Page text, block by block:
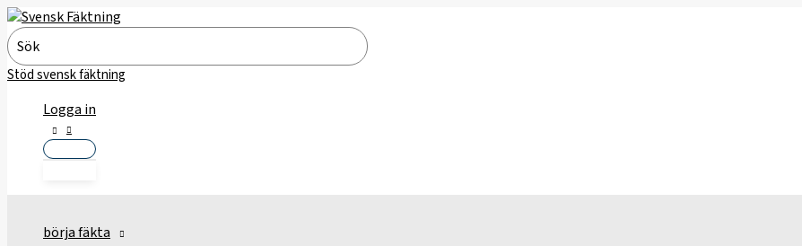
Hoppa
till
innehåll
Search
for:
Stöd svensk fäktning
Logga in
börja fäkta